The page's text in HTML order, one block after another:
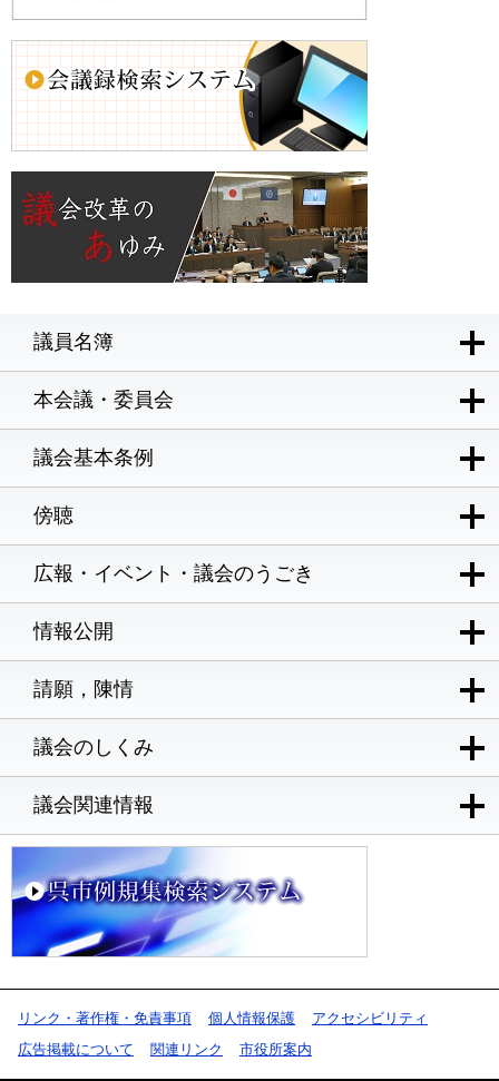
議員名簿
本会議・委員会
議会基本条例
傍聴
広報・イベント・議会のうごき
情報公開
請願，陳情
議会のしくみ
議会関連情報
リンク・著作権・免責事項 個人情報保護
アクセシビリティ
広告掲載について
関連リンク 市役所案内